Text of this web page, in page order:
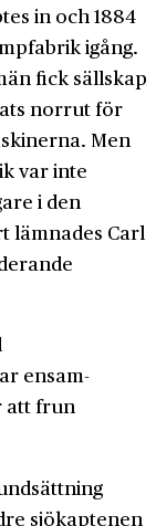
in och 1884
igång.
fick sällskap
norrut för
Men
var inte
i den
lämnades Carl
ensam­
att frun
sjö­kaptenen